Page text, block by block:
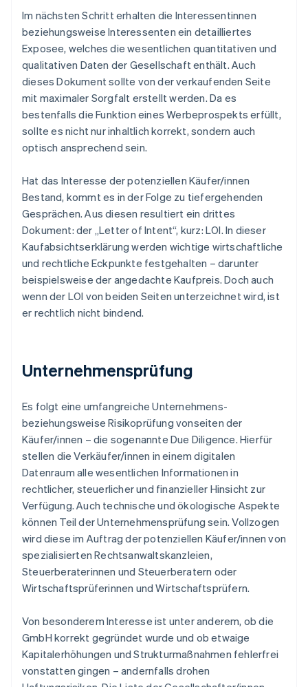
Im nächsten Schritt erhalten die Interessentinnen
beziehungsweise Interessenten ein detailliertes
Exposee, welches die wesentlichen quantitativen und
qualitativen Daten der Gesellschaft enthält. Auch
dieses Dokument sollte von der verkaufenden Seite
mit maximaler Sorgfalt erstellt werden. Da es
bestenfalls die Funktion eines Werbeprospekts erfüllt,
sollte es nicht nur inhaltlich korrekt, sondern auch
optisch ansprechend sein.
Hat das Interesse der potenziellen Käufer/innen
Bestand, kommt es in der Folge zu tiefergehenden
Gesprächen. Aus diesen resultiert ein drittes
Dokument: der „Letter of Intent“, kurz: LOI. In dieser
Kaufabsichtserklärung werden wichtige wirtschaftliche
und rechtliche Eckpunkte festgehalten – darunter
beispielsweise der angedachte Kaufpreis. Doch auch
wenn der LOI von beiden Seiten unterzeichnet wird, ist
er rechtlich nicht bindend.
Unternehmensprüfung
Es folgt eine umfangreiche Unternehmens-
beziehungsweise Risikoprüfung vonseiten der
Käufer/innen – die sogenannte Due Diligence. Hierfür
stellen die Verkäufer/innen in einem digitalen
Datenraum alle wesentlichen Informationen in
rechtlicher, steuerlicher und finanzieller Hinsicht zur
Verfügung. Auch technische und ökologische Aspekte
können Teil der Unternehmensprüfung sein. Vollzogen
wird diese im Auftrag der potenziellen Käufer/innen von
spezialisierten Rechtsanwaltskanzleien,
Steuerberaterinnen und Steuerberatern oder
Wirtschaftsprüferinnen und Wirtschaftsprüfern.
Von besonderem Interesse ist unter anderem, ob die
GmbH korrekt gegründet wurde und ob etwaige
Kapitalerhöhungen und Strukturmaßnahmen fehlerfrei
vonstatten gingen – andernfalls drohen